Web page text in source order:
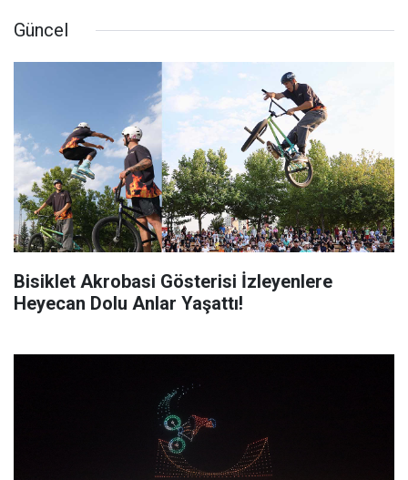
Güncel
Bisiklet Akrobasi Gösterisi İzleyenlere
Heyecan Dolu Anlar Yaşattı!